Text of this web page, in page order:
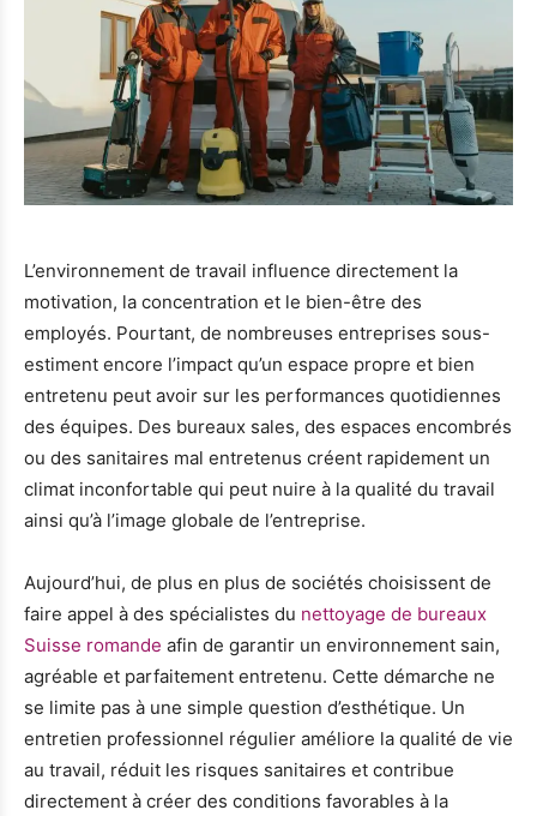
L’environnement de travail influence directement la
motivation, la concentration et le bien-être des
employés. Pourtant, de nombreuses entreprises sous-
estiment encore l’impact qu’un espace propre et bien
entretenu peut avoir sur les performances quotidiennes
des équipes. Des bureaux sales, des espaces encombrés
ou des sanitaires mal entretenus créent rapidement un
climat inconfortable qui peut nuire à la qualité du travail
ainsi qu’à l’image globale de l’entreprise.
Aujourd’hui, de plus en plus de sociétés choisissent de
faire appel à des spécialistes du nettoyage de bureaux
Suisse romande afin de garantir un environnement sain,
agréable et parfaitement entretenu. Cette démarche ne
se limite pas à une simple question d’esthétique. Un
entretien professionnel régulier améliore la qualité de vie
au travail, réduit les risques sanitaires et contribue
directement à créer des conditions favorables à la